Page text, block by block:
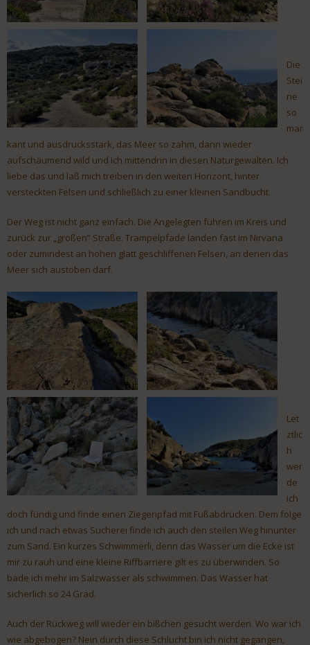
Die
Stei
ne
so
mar
kant und ausdrucksstark, das Meer so zahm, dann wieder
aufschäumend wild und ich mittendrin in diesen Naturgewalten. Ich
liebe das und laß mich treiben in den weiten Horizont, hinter
versteckten Felsen und schließlich zu einer kleinen Sandbucht.
Der Weg ist nicht ganz einfach. Die Angelegten führen im Kreis und
zurück zur „großen“ Straße. Trampelpfade landen fast im Nirvana
oder zumindest an hohen glatt geschliffenen Felsen, an denen das
Meer sich austoben darf.
Let
ztlic
h
wer
de
ich
doch fündig und finde einen Ziegenpfad mit Fußabdrücken. Dem folge
ich und nach etwas Sucherei finde ich auch den steilen Weg hinunter
zum Sand. Ein kurzes Schwimmerli, denn das Wasser um die Ecke ist
mir zu rauh und eine kleine Riffbarriere gilt es zu überwinden. So
bade ich mehr im Salzwasser als schwimmen. Das Wasser hat
sicherlich so 24 Grad.
Auch der Rückweg will wieder ein bißchen gesucht werden. Wo war ich
wie abgebogen? Nein durch diese Schlucht bin ich nicht gegangen,